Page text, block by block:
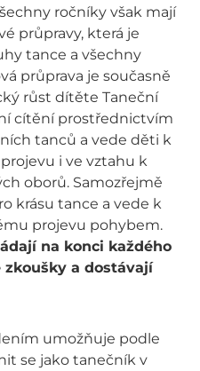
ročníky však mají
průpravy, která je
tance a všechny
průprava je současně
růst dítěte Taneční
cítění prostřednictvím
tanců a vede děti k
i ve vztahu k
oborů. Samozřejmě
krásu tance a vede k
projevu pohybem.
na konci každého
a dostávají
umožňuje podle
se jako tanečník v